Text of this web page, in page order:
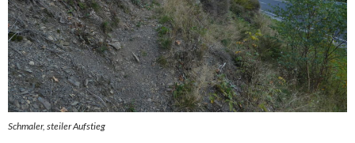
Schmaler, steiler Aufstieg